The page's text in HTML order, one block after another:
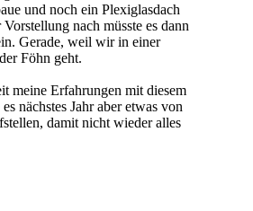
und noch ein Plexiglasdach
nach müsste es dann
Gerade, weil wir in einer
Föhn geht.
meine Erfahrungen mit diesem
nächstes Jahr aber etwas von
damit nicht wieder alles